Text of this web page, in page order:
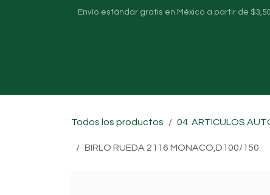
Envío estándar gratis en México a partir de
Todos los productos 04. ARTICULOS
BIRLO RUEDA 2116 MONACO,D100/150